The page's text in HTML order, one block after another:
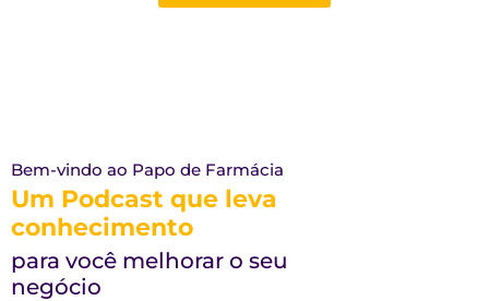
Bem-vindo ao Papo de Farmácia
Um Podcast que leva
conhecimento
para você melhorar o seu
negócio